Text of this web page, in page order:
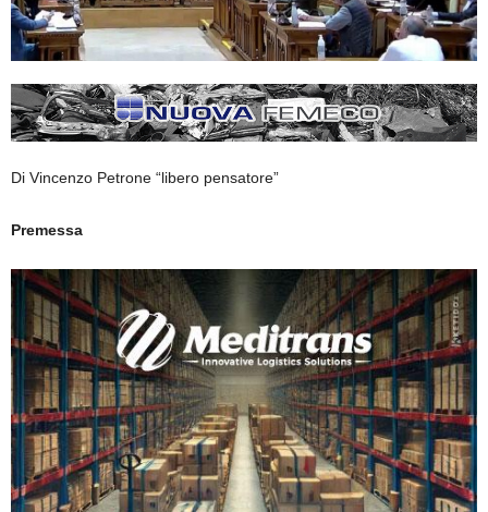
Di Vincenzo Petrone “libero pensatore”
Premessa